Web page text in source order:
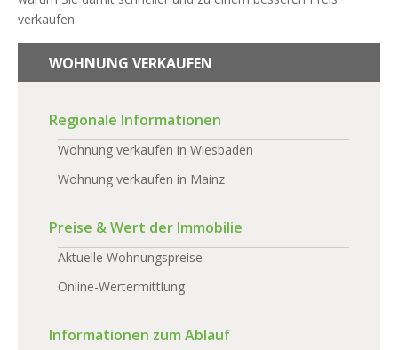
verkaufen.
WOHNUNG VERKAUFEN
Regionale Informationen
Wohnung verkaufen in Wiesbaden
Wohnung verkaufen in Mainz
Preise & Wert der Immobilie
Aktuelle Wohnungspreise
Online-Wertermittlung
Informationen zum Ablauf